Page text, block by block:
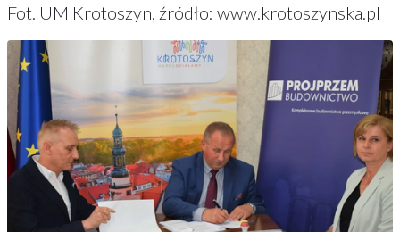
Fot. UM Krotoszyn, źródło: www.krotoszynska.pl